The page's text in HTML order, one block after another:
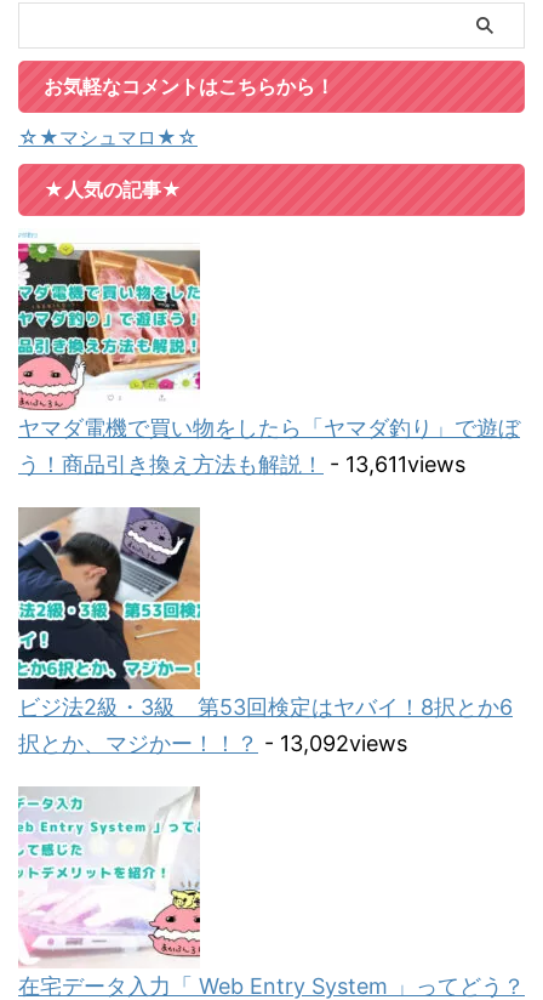
お気軽なコメントはこちらから！
☆★マシュマロ★☆
★人気の記事★
ヤマダ電機で買い物をしたら「ヤマダ釣り」で遊ぼ
う！商品引き換え方法も解説！
- 13,611views
ビジ法2級・3級 第53回検定はヤバイ！8択とか6
択とか、マジかー！！？ - 13,092views
在宅データ入力「 Web Entry System 」ってどう？